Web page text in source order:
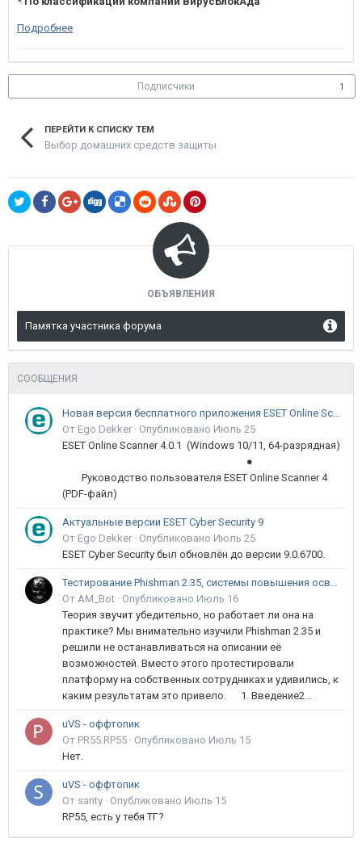
Подробнее
Подписчики 1
ПЕРЕЙТИ К СПИСКУ ТЕМ
Выбор домашних средств защиты
ОБЪЯВЛЕНИЯ
Памятка участника форума
СООБЩЕНИЯ
Новая версия бесплатного приложения ESET Online Scanner доступна пользователям
От Ego Dekker · Опубликовано Июль 25
ESET Online Scanner 4.0.1 (Windows 10/11, 64-разрядная)
●
Руководство пользователя ESET Online Scanner 4
(PDF-файл)
Актуальные версии ESET Cyber Security 9
От Ego Dekker · Опубликовано Июль 25
ESET Cyber Security был обновлён до версии 9.0.6700.
Тестирование Phishman 2.35, системы повышения осведомлённости пользователей в сфере ИБ
От AM_Bot · Опубликовано Июль 16
Теория звучит убедительно, но работает ли она на
практике? Мы внимательно изучили Phishman 2.35 и
решили не останавливаться на описании её
возможностей. Вместо этого протестировали
платформу на собственных сотрудниках и удивились, к
каким результатам это привело. 1. Введение2...
uVS - оффтопик
От PR55.RP55 · Опубликовано Июль 15
Нет.
uVS - оффтопик
От santy · Опубликовано Июль 15
RP55, есть у тебя ТГ?